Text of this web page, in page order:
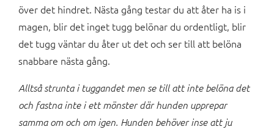
över det hindret. Nästa gång testar du att åter ha is i
magen, blir det inget tugg belönar du ordentligt, blir
det tugg väntar du åter ut det och ser till att belöna
snabbare nästa gång.
Alltså strunta i tuggandet men se till att inte belöna det
och fastna inte i ett mönster där hunden upprepar
samma om och om igen. Hunden behöver inse att ju